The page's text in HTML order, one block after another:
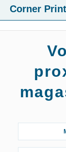
Corner